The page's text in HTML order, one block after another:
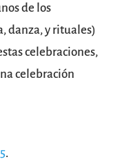
de los
danza, y rituales)
celebraciones,
celebración
.